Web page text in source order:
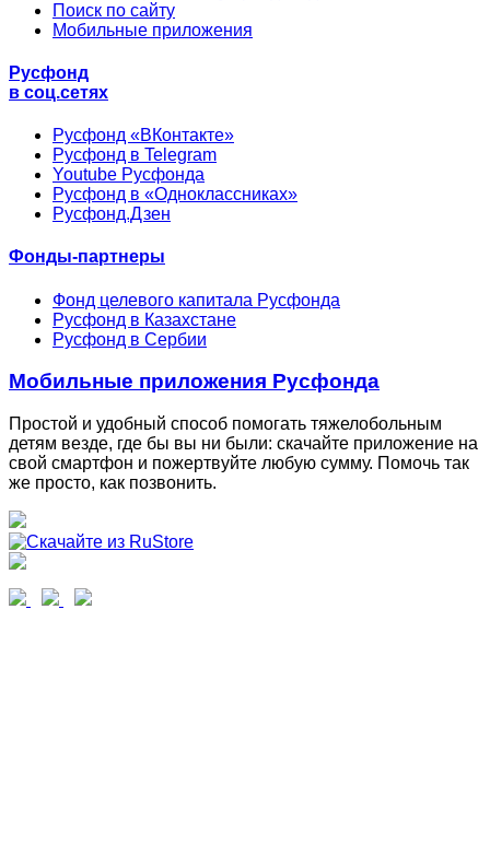
Поиск по сайту
Мобильные приложения
Русфонд
в соц.сетях
Русфонд «ВКонтакте»
Русфонд в Telegram
Youtube Русфонда
Русфонд в «Одноклассниках»
Русфонд.Дзен
Фонды-партнеры
Фонд целевого капитала Русфонда
Русфонд в Казахстане
Русфонд в Сербии
Мобильные приложения Русфонда
Простой и удобный способ помогать тяжелобольным
детям везде, где бы вы ни были: скачайте приложение на
свой смартфон и пожертвуйте любую сумму. Помочь так
же просто, как позвонить.